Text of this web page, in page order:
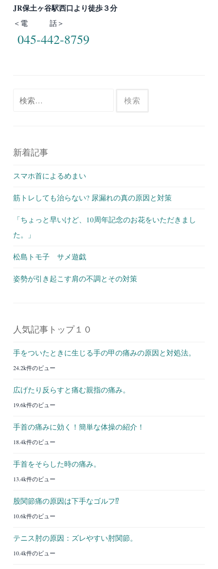
JR保土ヶ谷駅西口より徒歩３分
＜電 話＞
045-442-8759
新着記事
スマホ首によるめまい
筋トレしても治らない? 尿漏れの真の原因と対策
「ちょっと早いけど、10周年記念のお花をいただきまし
た。」
松島トモ子 サメ遊戯
姿勢が引き起こす肩の不調とその対策
人気記事トップ１０
手をついたときに生じる手の甲の痛みの原因と対処法。
24.2k件のビュー
広げたり反らすと痛む親指の痛み。
19.6k件のビュー
手首の痛みに効く！簡単な体操の紹介！
18.4k件のビュー
手首をそらした時の痛み。
13.4k件のビュー
股関節痛の原因は下手なゴルフ⁉︎
10.6k件のビュー
テニス肘の原因：ズレやすい肘関節。
10.4k件のビュー